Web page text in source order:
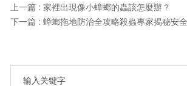
上一篇 : 家裡出現像小蟑螂的蟲該怎麼辦？
下一篇 : 蟑螂拖地防治全攻略殺蟲專家揭秘安